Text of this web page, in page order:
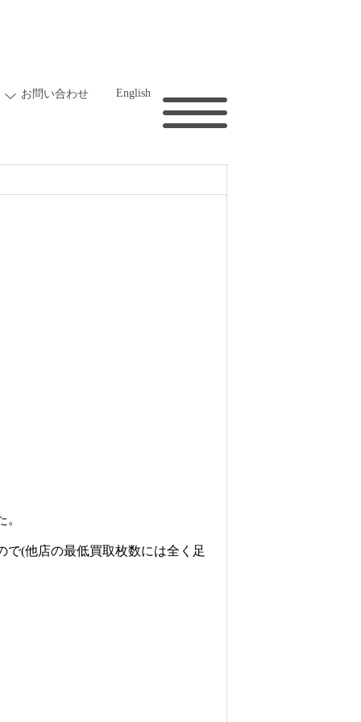
お問い合わせ English
(他店の最低買取枚数には全く足